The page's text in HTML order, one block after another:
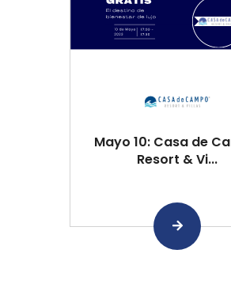
Mayo 10: Casa de
Resort & Vi...